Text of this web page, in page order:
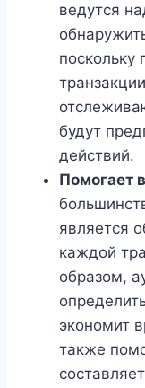
ведутся
поскольку
будут
действий.
Помогает
является
каждой
образом,
экономит
также